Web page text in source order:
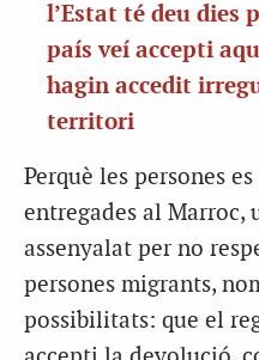
l’Estat té deu dies
país veí accepti
hagin accedit
territori
Perquè les persones
entregades al Marroc,
assenyalat per no
persones migrants,
possibilitats: que el